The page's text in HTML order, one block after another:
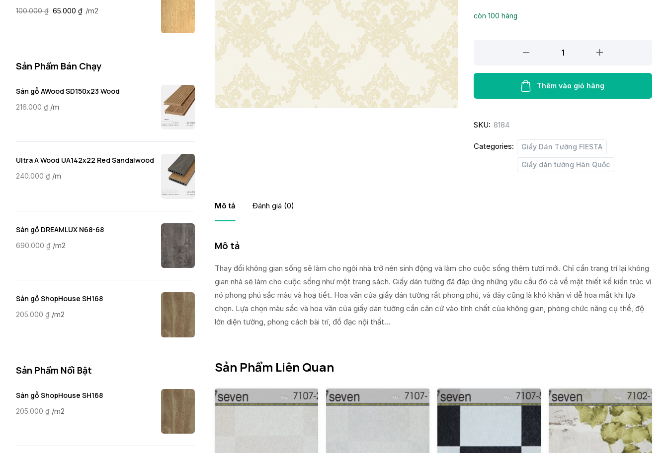
còn 100 hàng
tường
23221
Thêm vào giỏ hàng
SKU: 8184
Categories: Giấy Dán Tường FIESTA
Giấy dán tường Hàn Quốc
Mô tả Đánh giá (0)
Mô tả
Thay đổi không gian sống sẽ làm cho ngôi nhà trở nên sinh động và làm cho cuộc sống thêm tươi mới. Chỉ cần trang trí lại không
gian nhà sẽ làm cho cuộc sống như một trang sách. Giấy dán tường đã đáp ứng những yêu cầu đó cả về mặt thiết kế kiến trúc vì
nó phong phú sắc màu và hoạ tiết. Hoa văn của giấy dán tường rất phong phú, và đây cũng là khó khăn vì dễ hoa mắt khi lựa
chọn. Lựa chọn màu sắc và hoa văn của giấy dán tường cần căn cứ vào tính chất của không gian, phòng chức năng cụ thể, độ
lớn diện tường, phong cách bài trí, đồ đạc nội thất…
Sản Phẩm Liên Quan
100.000₫ 65.000 ₫ /m2
Sản Phẩm Bán Chạy
Sàn gỗ AWood SD150x23 Wood
216.000 ₫ /m
Ultra A Wood UA142x22 Red Sandalwood
240.000 ₫ /m
Sàn gỗ DREAMLUX N68-68
690.000 ₫ /m2
Sàn gỗ ShopHouse SH168
205.000 ₫ /m2
Sản Phẩm Nổi Bật
Sàn gỗ ShopHouse SH168
205.000 ₫ /m2